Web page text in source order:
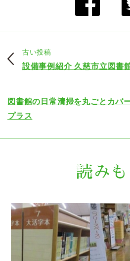
古い投稿
設備事例紹介 久慈市立図書
図書館の日常清掃を丸ごとカバ
プラス
読みも